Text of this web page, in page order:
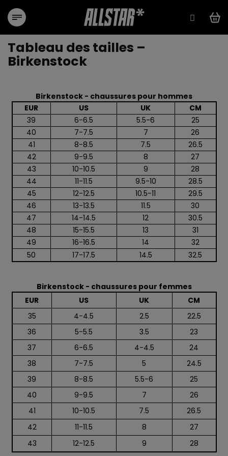
contenu
Tableau des tailles –
Birkenstock
Birkenstock - chaussures pour hommes
EUR
US UK
CM
39
6-6.5 5.5-6
25
40
7-7.5 7
26
41
8-8.5 7.5
26.5
42
9-9.5 8
27
43
10-10.5 9
28
44
11-11.5 9.5-10
28.5
45
12-12.5 10.5-11
29.5
46
13-13.5 11.5
30
47
14-14.5 12
30.5
48
15-15.5 13
31
49
16-16.5 14
32
50
17-17.5 14.5 32.5
Birkenstock - chaussures pour femmes
EUR
US UK
CM
35
4-4.5 2.5
22.5
36
5-5.5 3.5
23
37
6-6.5 4-4.5
24
38
7-7.5 5
24.5
39
8-8.5 5.5-6
25
40
9-9.5 7
26
41
10-10.5 7.5
26.5
42
11-11.5 8
27
43
12-12.5 9 28